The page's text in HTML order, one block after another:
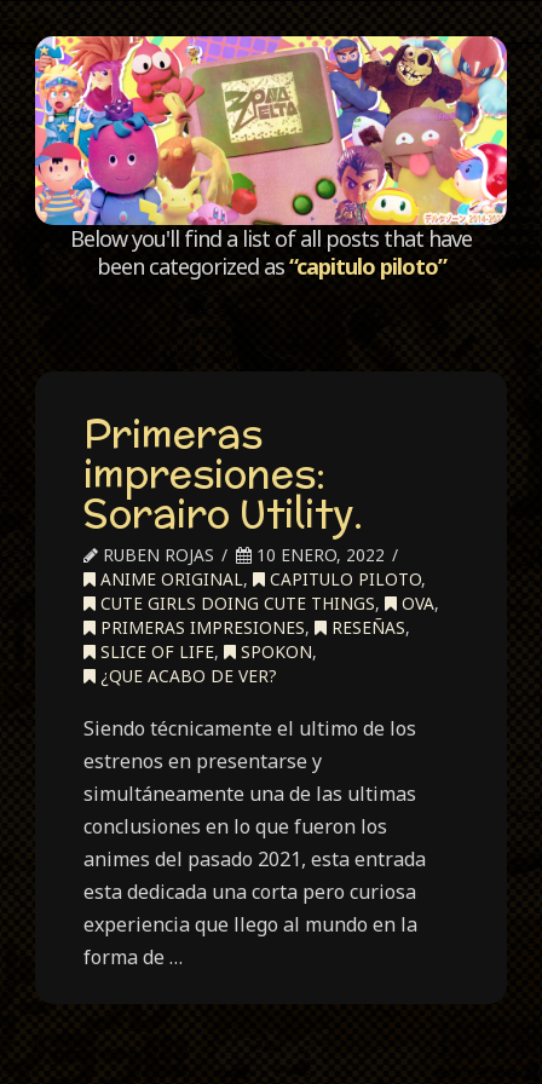
Below you'll find a list of all posts that have
been categorized as“capitulo piloto”
Primeras
impresiones:
Sorairo Utility.
RUBEN ROJAS
10 ENERO, 2022
ANIME ORIGINAL, CAPITULO PILOTO,
CUTE GIRLS DOING CUTE THINGS, OVA,
PRIMERAS IMPRESIONES, RESEÑAS,
SLICE OF LIFE, SPOKON,
¿QUE ACABO DE VER?
Siendo técnicamente el ultimo de los
estrenos en presentarse y
simultáneamente una de las ultimas
conclusiones en lo que fueron los
animes del pasado 2021, esta entrada
esta dedicada una corta pero curiosa
experiencia que llego al mundo en la
forma de …